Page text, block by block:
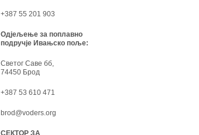
+387 55 201 903
Одјељење за поплавно
подручје Ивањско поље:
Светог Саве бб,
74450 Брод
+387 53 610 471
brod@voders.org
СЕКТОР ЗА